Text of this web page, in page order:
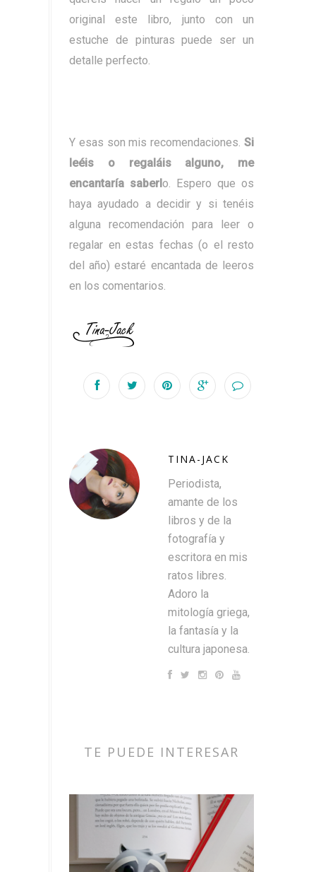
original este libro, junto con un
estuche de pinturas puede ser un
detalle perfecto.
Y esas son mis recomendaciones. Si
leéis o regaláis alguno, me
encantaría saberl o. Espero que os
haya ayudado a decidir y si tenéis
alguna recomendación para leer o
regalar en estas fechas (o el resto
del año) estaré encantada de leeros
en los comentarios.
TINA-JACK
Periodista,
amante de los
libros y de la
fotografía y
escritora en mis
ratos libres.
Adoro la
mitología griega,
la fantasía y la
cultura japonesa.
TE PUEDE INTERESAR